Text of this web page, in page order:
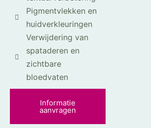
Pigmentvlekken en
huidverkleuringen
Verwijdering van
spataderen en
zichtbare
bloedvaten
Informatie
aanvragen